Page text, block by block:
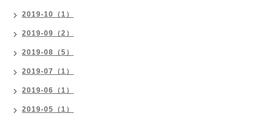
2019-10（1）
2019-09（2）
2019-08（5）
2019-07（1）
2019-06（1）
2019-05（1）